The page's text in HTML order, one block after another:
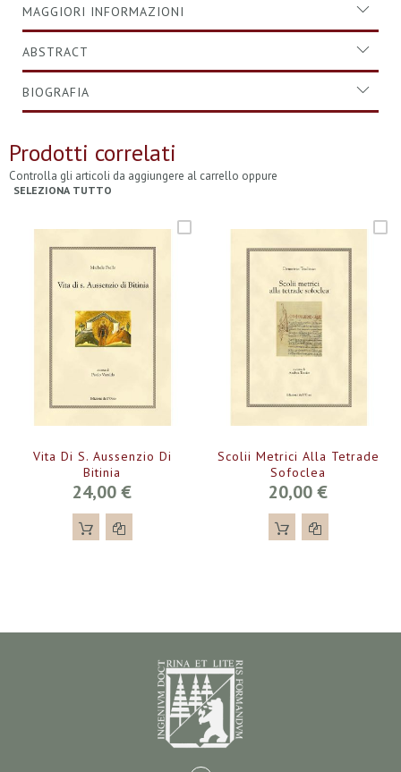
MAGGIORI INFORMAZIONI
ABSTRACT
BIOGRAFIA
Prodotti correlati
Controlla gli articoli da aggiungere al carrello oppure
SELEZIONA TUTTO
Vita Di S. Aussenzio Di
Bitinia
24,00 €
Scolii Metrici Alla Tetrade
Sofoclea
20,00 €